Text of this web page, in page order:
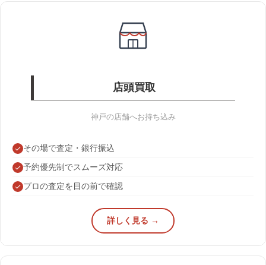
店頭買取
神戸の店舗へお持ち込み
その場で査定・銀行振込
予約優先制でスムーズ対応
プロの査定を目の前で確認
詳しく見る →